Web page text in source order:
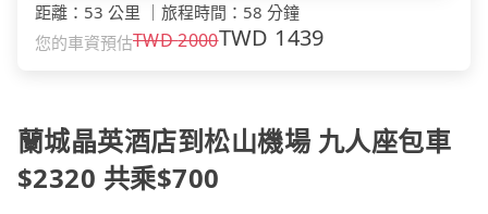
距離 ： 53 公里 旅程時間 ： 58 分鐘
您的車資預估TWD2000TWD 1439
蘭城晶英酒店到松山機場 九人座包車
$2320 共乘$700